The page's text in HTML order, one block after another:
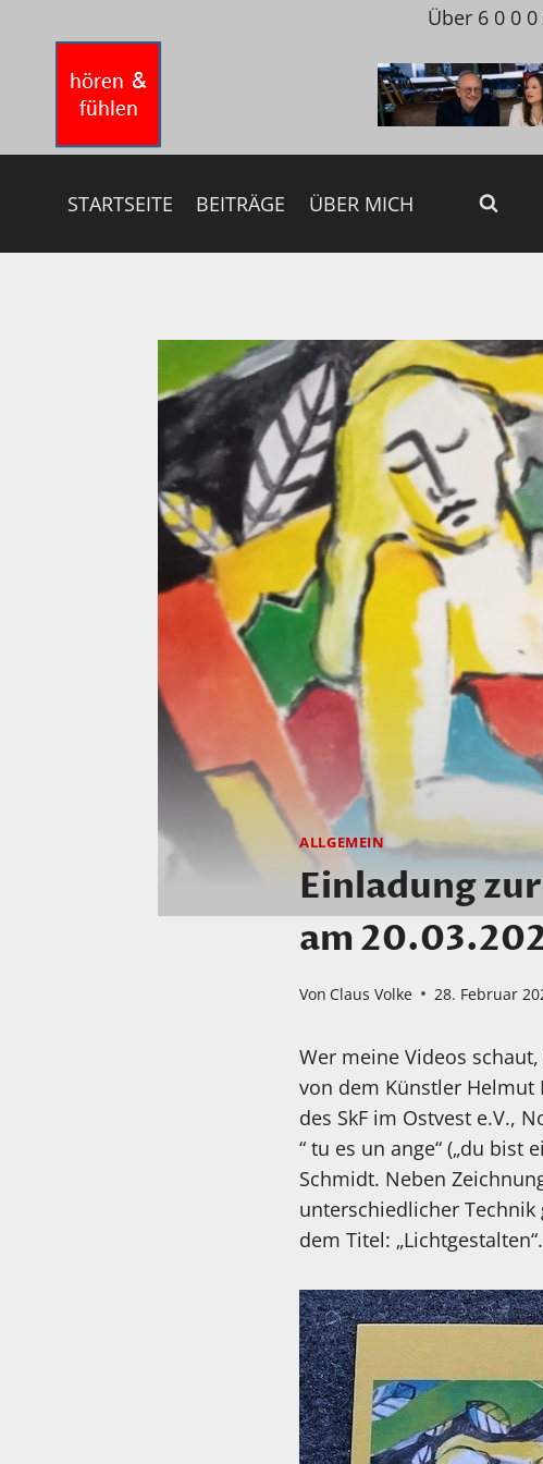
springen
Über 6 0 0
STARTSEITE BEITRÄGE ÜBER MICH
ALLGEMEIN
Einladung
am
Von Claus Volke 28. Februar
Wer meine Videos
von dem Künstler Helmut
des SkF im Ostvest e.V.,
“ tu es un ange“ („du bist
Schmidt. Neben
unterschiedlicher
dem Titel: „Lichtgestalten“.